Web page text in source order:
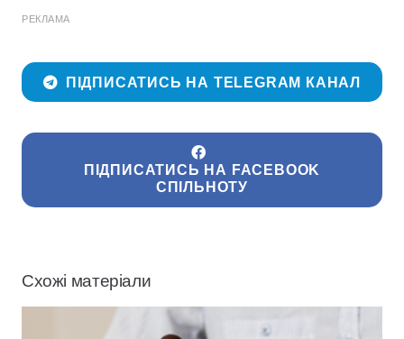
РЕКЛАМА
ПІДПИСАТИСЬ НА TELEGRAM КАНАЛ
ПІДПИСАТИСЬ НА FACEBOOK
СПІЛЬНОТУ
Схожі матеріали